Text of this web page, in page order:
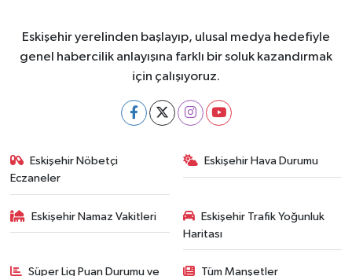
Eskişehir yerelinden başlayıp, ulusal medya hedefiyle
genel habercilik anlayışına farklı bir soluk kazandırmak
için çalışıyoruz.
Eskişehir Nöbetçi
Eczaneler
Eskişehir Hava Durumu
Eskişehir Namaz Vakitleri
Eskişehir Trafik Yoğunluk
Haritası
Süper Lig Puan Durumu ve Tüm Manşetler